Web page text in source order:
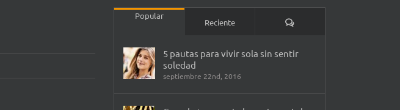
Popular
Reciente Comentarios
5 pautas para vivir sola sin sentir
soledad
septiembre 22nd, 2016